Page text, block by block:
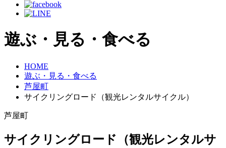
遊ぶ・見る・食べる
HOME
遊ぶ・見る・食べる
芦屋町
サイクリングロード（観光レンタルサイクル）
芦屋町
サイクリングロード（観光レンタルサ